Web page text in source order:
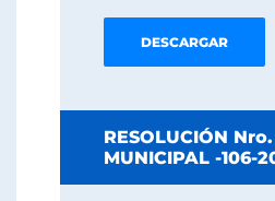
DESCARGAR
RESOLUCIÓN
MUNICIPAL -106-